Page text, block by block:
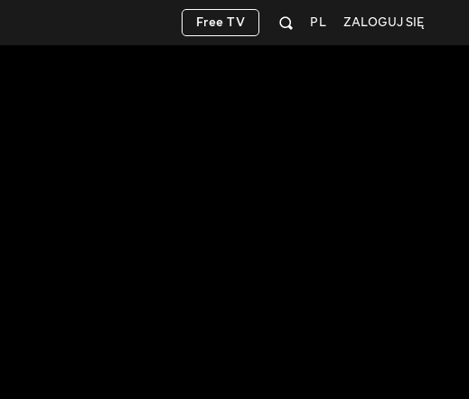
ZALOGUJ SIĘ
PL
Free TV